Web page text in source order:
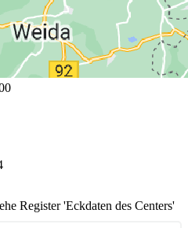
Register 'Eckdaten des Centers'